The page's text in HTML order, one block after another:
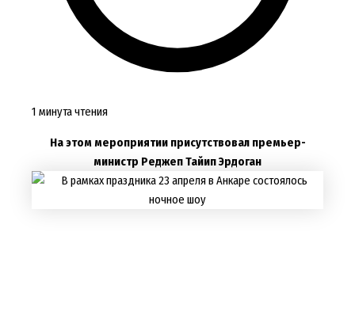
1 минута чтения
На этом мероприятии присутствовал премьер-
министр Реджеп Тайип Эрдоган